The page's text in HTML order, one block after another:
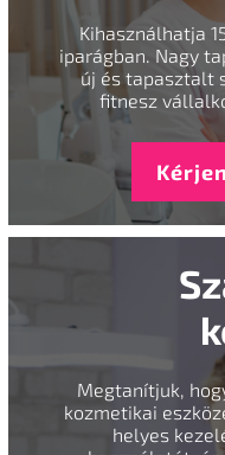
Kihasználhatja
iparágban. Nagy
új és tapasztalt
fitnesz
Megtanítjuk,
kozmetikai
helyes